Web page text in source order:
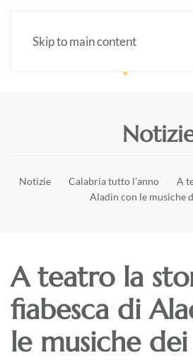
Skip to main content
Notizie Calabria tutto l’anno
A
Aladin con le musiche
A teatro la
fiabesca di
le musiche